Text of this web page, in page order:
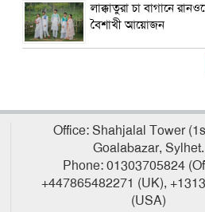
লাক্কাতুরা চা বাগানে
বৈশাখী আয়োজন
Office: Shahjalal Tower
Goalabazar, Sylhet.
Phone: 01303705824
+447865482271 (UK),
(USA)